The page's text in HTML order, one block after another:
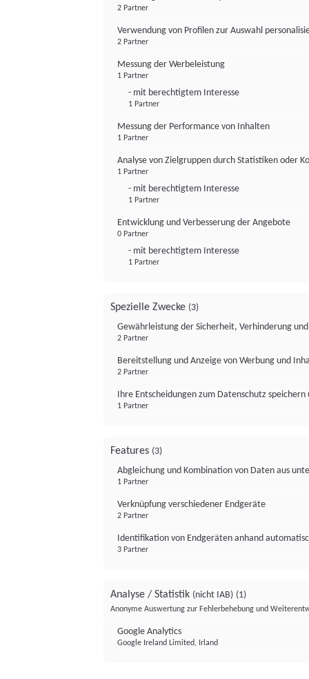
2 Partner
Verwendung von Profilen zur Auswahl
2 Partner
Messung der Werbeleistung
1 Partner
- mit berechtigtem Interesse
1 Partner
Messung der Performance von Inhalten
1 Partner
Analyse von Zielgruppen durch Statistiken oder
1 Partner
- mit berechtigtem Interesse
1 Partner
Entwicklung und Verbesserung der Angebote
0 Partner
- mit berechtigtem Interesse
1 Partner
Spezielle Zwecke (3)
Gewährleistung der Sicherheit, Verhinderung
2 Partner
Bereitstellung und Anzeige von Werbung und
2 Partner
Ihre Entscheidungen zum Datenschutz
1 Partner
Features (3)
Abgleichung und Kombination von Daten aus
1 Partner
Verknüpfung verschiedener Endgeräte
2 Partner
Identifikation von Endgeräten anhand
3 Partner
Analyse / Statistik (nicht IAB) (1)
Anonyme Auswertung zur Fehlerbehebung und
Google Analytics
Google Ireland Limited, Irland